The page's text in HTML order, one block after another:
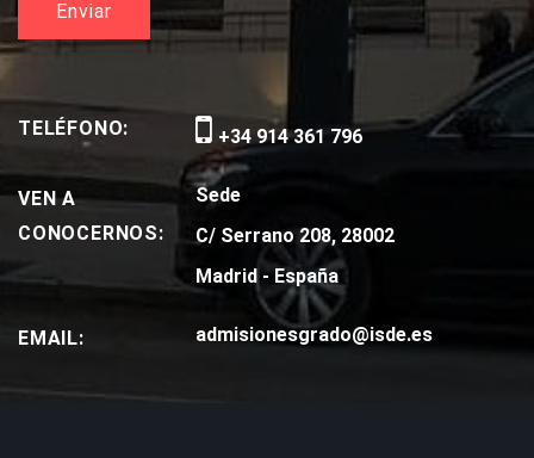
TELÉFONO: +34 914 361 796
VEN A
CONOCERNOS:
Sede
C/ Serrano 208, 28002
Madrid - España
EMAIL: admisionesgrado@isde.es